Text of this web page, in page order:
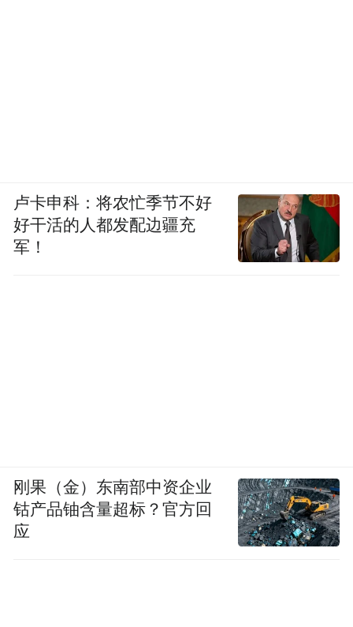
卢卡申科：将农忙季节不好
好干活的人都发配边疆充
军！
刚果（金）东南部中资企业
钴产品铀含量超标？官方回
应